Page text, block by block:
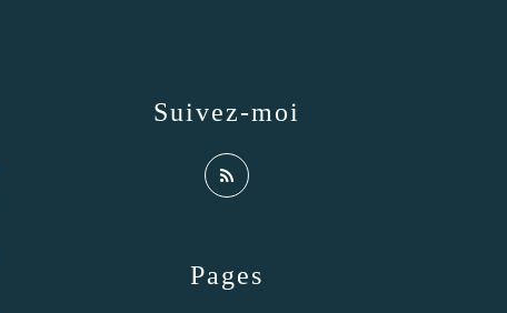
Pages
Suivez-moi